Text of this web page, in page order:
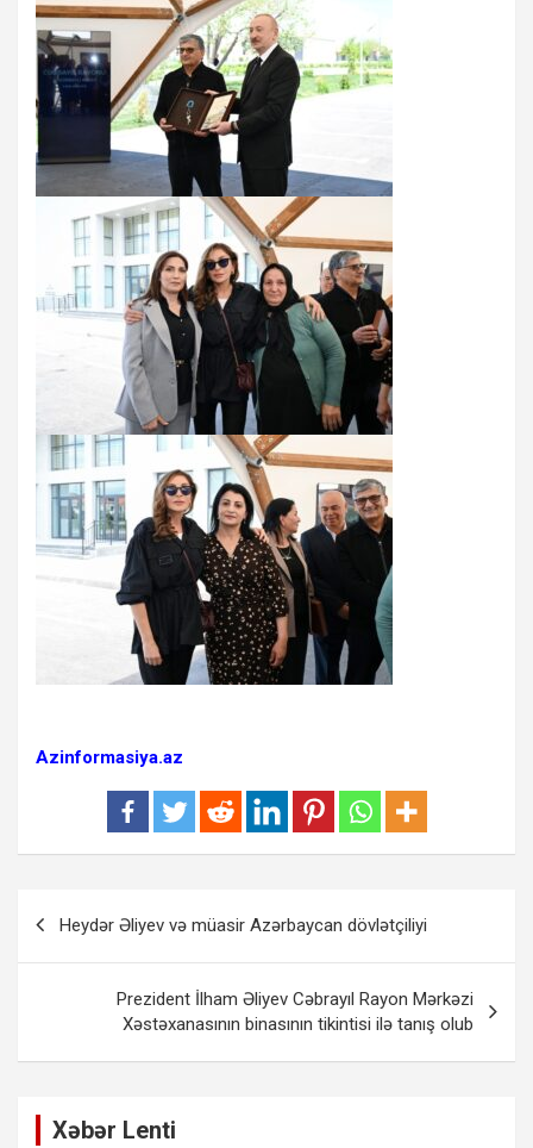
Azinformasiya.az
naviqasiyası
Heydər Əliyev və müasir Azərbaycan dövlətçiliyi
Prezident İlham Əliyev Cəbrayıl Rayon Mərkəzi
Xəstəxanasının binasının tikintisi ilə tanış olub
Xəbər Lenti